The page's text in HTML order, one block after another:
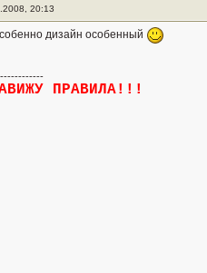
20:13
дизайн особенный
ПРАВИЛА!!!